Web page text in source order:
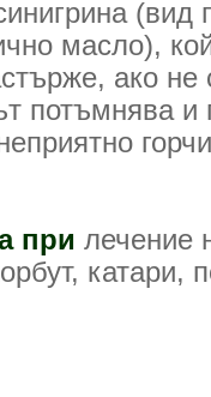
(вид
масло),
ако не
потъмнява и
при лечение
катари,